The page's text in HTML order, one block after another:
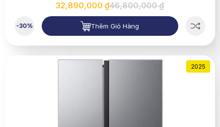
32,890,000 ₫46,800,000 ₫
-30% Thêm Giỏ Hàng
2025